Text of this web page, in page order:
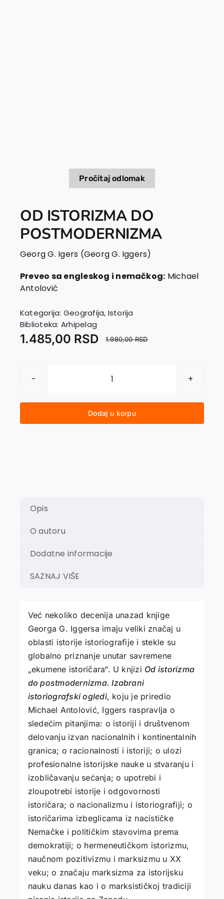
Pročitaj odlomak
OD ISTORIZMA DO
POSTMODERNIZMA
Georg G. Igers (Georg G. Iggers)
Preveo sa engleskog i nemačkog: Michael
Antolović
Kategorija: Geografija, Istorija
Biblioteka: Arhipelag
1.980,00RSD
1.485,00 RSD
OD
DO
POSTMODERNIZMA
Dodaj u korpu
Opis
O autoru
Dodatne informacije
SAZNAJ VIŠE
Već nekoliko decenija unazad knjige
Georga G. Iggersa imaju veliki značaj u
oblasti istorije istoriografije i stekle su
globalno priznanje unutar savremene
„ekumene istoričara“. U knjizi Od istorizma
do postmodernizma. Izabrani
istoriografski ogledi, koju je priredio
Michael Antolović, Iggers raspravlja o
sledećim pitanjima: o istoriji i društvenom
delovanju izvan nacionalnih i kontinentalnih
granica; o racionalnosti i istoriji; o ulozi
profesionalne istorijske nauke u stvaranju i
izobličavanju sećanja; o upotrebi i
zloupotrebi istorije i odgovornosti
istoričara; o nacionalizmu i istoriografiji; o
istoričarima izbeglicama iz nacističke
Nemačke i političkim stavovima prema
demokratiji; o hermeneutičkom istorizmu,
naučnom pozitivizmu i marksizmu u XX
veku; o značaju marksizma za istorijsku
nauku danas kao i o marksističkoj tradiciji